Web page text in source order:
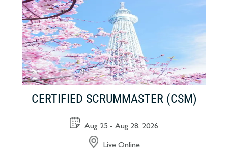
CERTIFIED SCRUMMASTER (CSM)
Aug 25 - Aug 28, 2026
Live Online